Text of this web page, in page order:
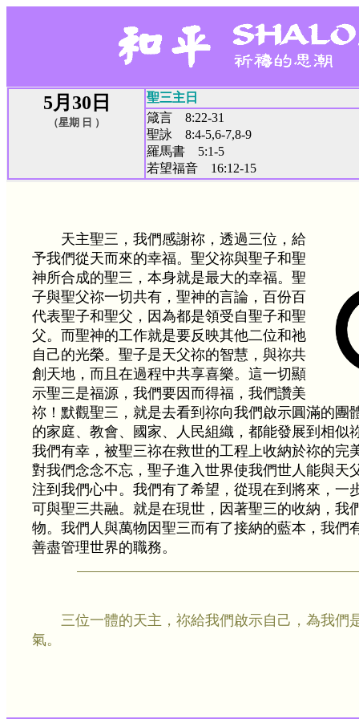
5月30日
（星期 日 ）
聖三主日
箴言 8:22-31
聖詠 8:4-5,6-7,8-9
羅馬書 5:1-5
若望福音 16:12-15
天主聖三，我們感謝祢，透過三位，給
予我們從天而來的幸福。聖父祢與聖子和聖
神所合成的聖三，本身就是最大的幸福。聖
子與聖父祢一切共有，聖神的言論，百份百
代表聖子和聖父，因為都是領受自聖子和聖
父。而聖神的工作就是要反映其他二位和祂
自己的光榮。聖子是天父祢的智慧，與祢共
創天地，而且在過程中共享喜樂。這一切顯
示聖三是福源，我們要因而得福，我們讚美
祢！默觀聖三，就是去看到祢向我們啟示圓滿的團
的家庭、教會、國家、人民組織，都能發展到相似
我們有幸，被聖三祢在救世的工程上收納於祢的完
對我們念念不忘，聖子進入世界使我們世人能與天
注到我們心中。我們有了希望，從現在到將來，一
可與聖三共融。就是在現世，因著聖三的收納，我
物。我們人與萬物因聖三而有了接納的藍本，我們
善盡管理世界的職務。
三位一體的天主，祢給我們啟示自己，為我們
氣。